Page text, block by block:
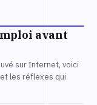
avant
sur Internet, voici
les réflexes qui